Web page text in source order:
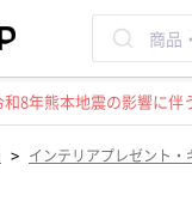
和8年熊本地震の影響に
> インテリアプレゼント・